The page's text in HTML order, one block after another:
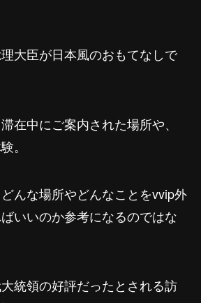
大臣が日本風のおもてなしで
在中にご案内された場所や、
。
んな場所やどんなことをvvip外
いいのか参考になるのではな
統領の好評だったとされる訪